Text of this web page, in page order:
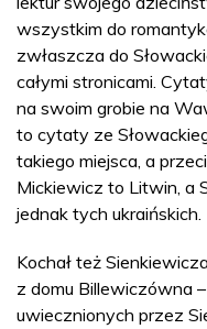
wszystkim do
zwłaszcza do
całymi stronicami.
na swoim grobie na
to cytaty ze
takiego miejsca, a
Mickiewicz to Litwin, a
jednak tych ukraińskich.
Kochał też
z domu Billewiczówna
uwiecznionych przez